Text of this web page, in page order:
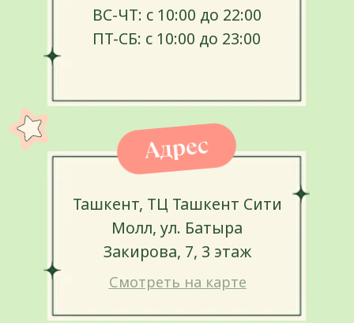
НОВОСТИ
Последние события